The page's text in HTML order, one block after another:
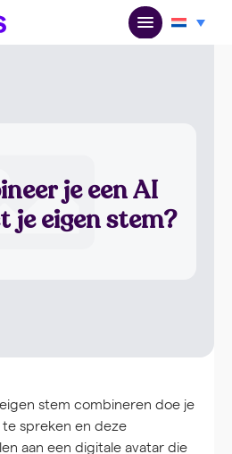
je een AI
je eigen stem?
stem combineren doe je
spreken en deze
aan een digitale avatar die